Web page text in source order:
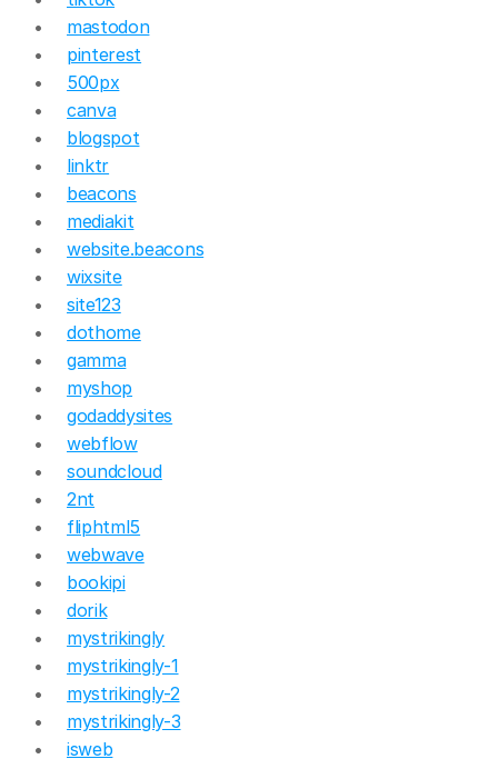
mastodon
pinterest
500px
canva
blogspot
linktr
beacons
mediakit
website.beacons
wixsite
site123
dothome
gamma
myshop
godaddysites
webflow
soundcloud
2nt
fliphtml5
webwave
bookipi
dorik
mystrikingly
mystrikingly-1
mystrikingly-2
mystrikingly-3
isweb